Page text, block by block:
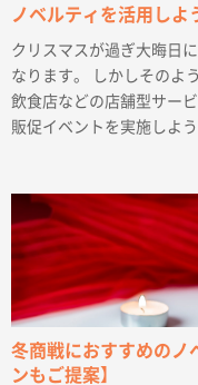
ノベルティを活用しよ
クリスマスが過ぎ大晦日
なります。 しかしそのよ
飲食店などの店舗型サー
販促イベントを実施しよ
冬商戦におすすめのノ
ンもご提案】